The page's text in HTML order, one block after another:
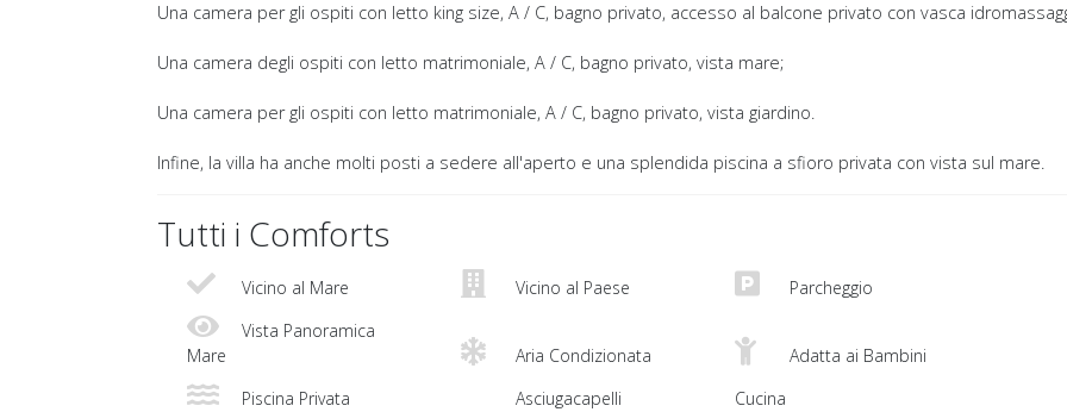
Una camera per gli ospiti con letto king size, A / C, bagno privato, accesso al balcone privato con vasca
Una camera degli ospiti con letto matrimoniale, A / C, bagno privato, vista mare;
Una camera per gli ospiti con letto matrimoniale, A / C, bagno privato, vista giardino.
Infine, la villa ha anche molti posti a sedere all'aperto e una splendida piscina a sfioro privata con vista sul mare.
Tutti i Comforts
Vicino al Mare Vicino al Paese
Parcheggio
Vista Panoramica
Mare
Aria Condizionata
Adatta ai Bambini
Piscina Privata
Asciugacapelli
Cucina